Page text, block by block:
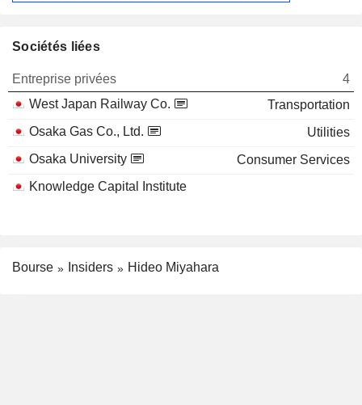
Sociétés liées
Entreprise privées
4
West Japan Railway Co.
Transportation
Osaka Gas Co., Ltd.
Utilities
Osaka University
Consumer Services
Knowledge Capital Institute
Bourse Insiders Hideo Miyahara